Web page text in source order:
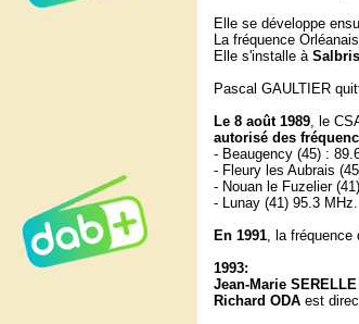
Elle se développe
La fréquence
Elle s'installe à Salbris
Pascal GAULTIER
Le 8 août 1989, le
autorisé des
- Beaugency (45) :
- Fleury les Aubrais
- Nouan le Fuzelier
- Lunay (41) 95.3 MHz.
En 1991, la fréquence
1993:
Jean-Marie SERELLE
Richard ODA est